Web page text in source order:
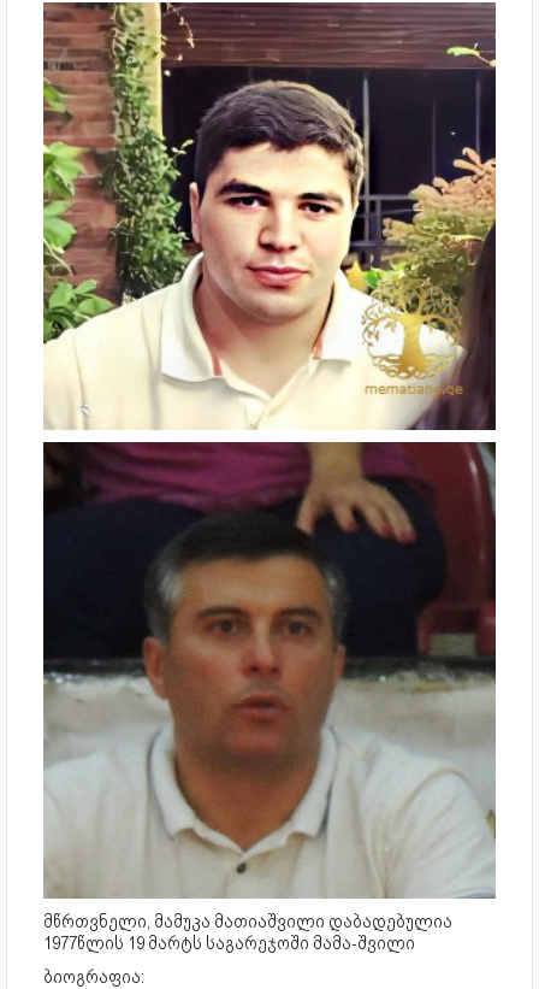
მწრთვნელი, მამუკა მათიაშვილი დაბადებულია
1977წლის 19 მარტს საგარეჯოში მამა-შვილი
ბიოგრაფია: